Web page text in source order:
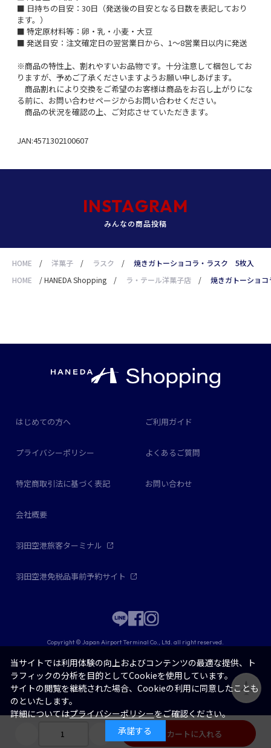
HOME / 洋菓子 / ラスク /
焼きガトーショコラ・ラスク 5枚入
HOME
/HANEDA Shopping / ラ・テール洋菓子店 / 焼きガトーショ
カートに入れる
■ 日持ちの目安：30日（発送後の目安となる日数を表記しており
ます。）
■ 特定原材料等：卵・乳・小麦・大豆
■ 発送目安：注文確定日の翌営業日から、1～8営業日以内に発送
※商品の特性上、割れやすいお品物です。十分注意して梱包してお
りますが、予めご了承くださいますようお願い申しあげます。
商品割れにより交換をご希望のお客様は商品をお召し上がりにな
る前に、お問い合わせページからお問い合わせください。
商品の状況を確認の上、ご対応させていただきます。
JAN:4571302100607
INSTAGRAM
みんなの商品投稿
はじめての方へ ご利用ガイド
プライバシーポリシー よくあるご質問
特定商取引法に基づく表記 お問い合わせ
会社概要
羽田空港旅客ターミナル
羽田空港免税品事前予約サイト
Copyright © Japan Airport Terminal Co., Ltd. all right reserved.
当サイトでは利用体験の向上およびコンテンツの最適な提供、ト
ラフィックの分析を目的としてCookieを使用しています。
サイトの閲覧を継続された場合、Cookieの利用に同意したことも
のといたします。
詳細についてはプライバシーポリシーをご確認ください。
承諾する